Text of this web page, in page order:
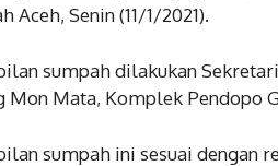
Senin (11/1/2021).
sumpah dilakukan
Mon Mata, Komplek Pendopo
sumpah ini sesuai dengan